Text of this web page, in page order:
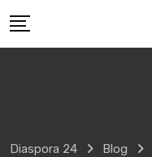
to
Diaspora 24 Blog